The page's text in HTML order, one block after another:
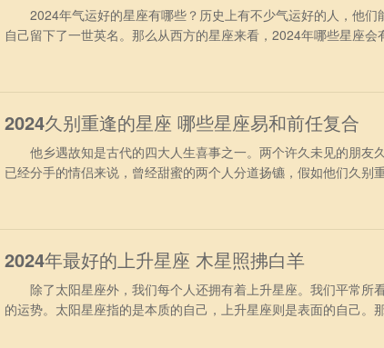
2024年气运好的星座有哪些？历史上有不少气运好的人，他们
自己留下了一世英名。那么从西方的星座来看，2024年哪些星座
2024久别重逢的星座 哪些星座易和前任复合
他乡遇故知是古代的四大人生喜事之一。两个许久未见的朋友
已经分手的情侣来说，曾经甜蜜的两个人分道扬镳，假如他们久别
2024年最好的上升星座 木星照拂白羊
除了太阳星座外，我们每个人还拥有着上升星座。我们平常所
的运势。太阳星座指的是本质的自己，上升星座则是表面的自己。